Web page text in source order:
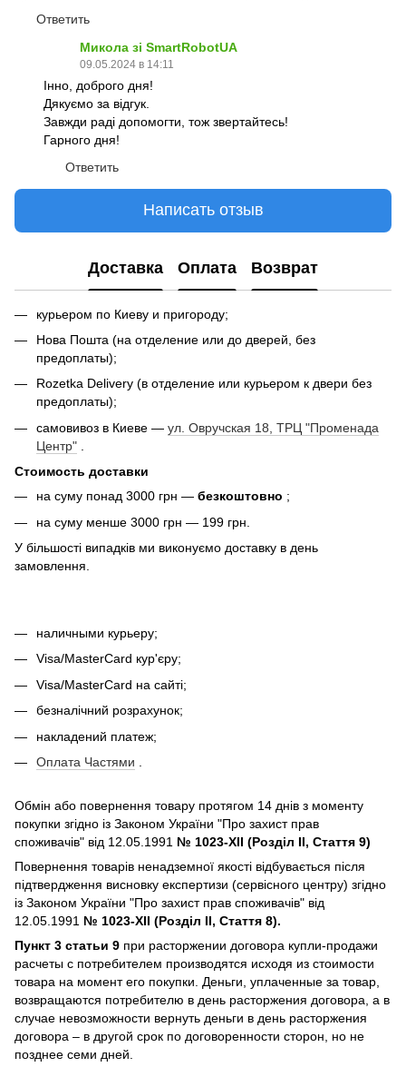
Ответить
Микола зі SmartRobotUA
09.05.2024 в 14:11
Інно, доброго дня!
Дякуємо за відгук.
Завжди раді допомогти, тож звертайтесь!
Гарного дня!
Ответить
Написать отзыв
Доставка Оплата Возврат
курьером по Киеву и пригороду;
Нова Пошта (на отделение или до дверей, без
предоплаты);
Rozetka Delivery (в отделение или курьером к двери без
предоплаты);
самовивоз в Киеве — ул. Овручская 18, ТРЦ "Променада
Центр"
Стоимость доставки
на суму понад 3000 грн — безкоштовно ;
на суму менше 3000 грн — 199 грн.
У більшості випадків ми виконуємо доставку в день
замовлення.
наличными курьеру;
Visa/MasterCard кур'єру;
Visa/MasterCard на сайті;
безналічний розрахунок;
накладений платеж;
Оплата Частями
Обмін або повернення товару протягом 14 днів з моменту
покупки згідно із Законом України "Про захист прав
споживачів" від 12.05.1991 № 1023-XII (Розділ II, Стаття 9)
Повернення товарів ненадземної якості відбувається після
підтвердження висновку експертизи (сервісного центру) згідно
із Законом України "Про захист прав споживачів" від
12.05.1991 № 1023-XII (Розділ II, Стаття 8).
Пункт 3 статьи 9 при расторжении договора купли-продажи
расчеты с потребителем производятся исходя из стоимости
товара на момент его покупки. Деньги, уплаченные за товар,
возвращаются потребителю в день расторжения договора, а в
случае невозможности вернуть деньги в день расторжения
договора – в другой срок по договоренности сторон, но не
позднее семи дней.